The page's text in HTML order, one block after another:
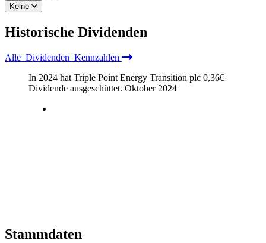
Keine
Historische Dividenden
Alle Dividenden Kennzahlen
In 2024 hat Triple Point Energy Transition plc 0,36€
Dividende ausgeschüttet. Oktober 2024
Stammdaten